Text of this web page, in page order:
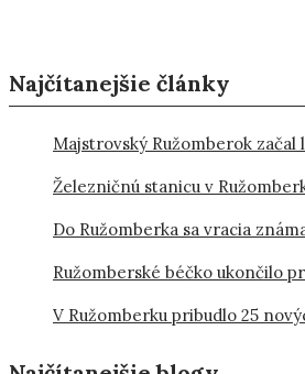
Najčítanejšie články
Majstrovský Ružomberok
Železničnú stanicu v
Do Ružomberka sa vracia
Ružomberské béčko ukončilo
V Ružomberku pribudlo 25